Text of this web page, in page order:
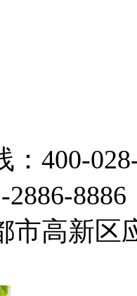
400-
2886-8886
市高新区